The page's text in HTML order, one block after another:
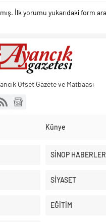
İlk yorumu yukarıdaki form
Ofset Gazete ve Matbaası
Künye
SİNOP HABERLERİ
SİYASET
EĞİTİM